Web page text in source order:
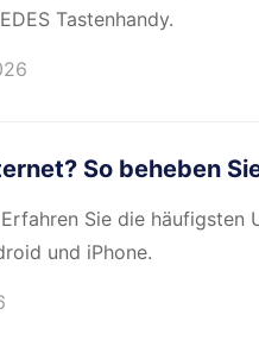
Tastenhandy.
So beheben
Sie die häufigsten
und iPhone.